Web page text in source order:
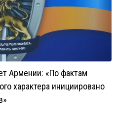
Армении: «По фактам
характера инициировано